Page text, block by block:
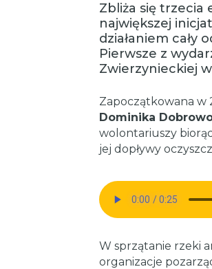
Zbliża się trzecia
największej
działaniem cały
Pierwsze z
Zwierzynieckiej
Zapoczątkowana w
Dominika
wolontariuszy
jej dopływy
W sprzątanie rzeki
organizacje